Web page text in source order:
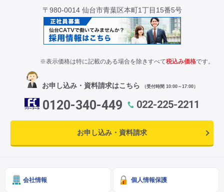
〒980-0014 仙台市青葉区本町1丁目15番5号
※表示価格は特に記載のある場合を除きすべて税込み価格です。
お申し込み・資料請求はこちら （受付時間 10:00～17:00）
0120-340-449 022-225-2211
お申し込み・資料請求
会社情報 個人情報保護